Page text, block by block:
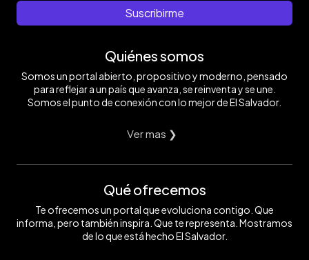
Suscribirme
Quiénes somos
Somos un portal abierto, propositivo y moderno, pensado
para reflejar a un país que avanza, se reinventa y se une.
Somos el punto de conexión con lo mejor de El Salvador.
Ver mas ❯
Qué ofrecemos
Te ofrecemos un portal que evoluciona contigo. Que
informa, pero también inspira. Que te representa. Mostramos
de lo que está hecho El Salvador.